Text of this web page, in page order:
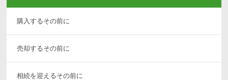
購入するその前に
売却するその前に
相続を迎えるその前に